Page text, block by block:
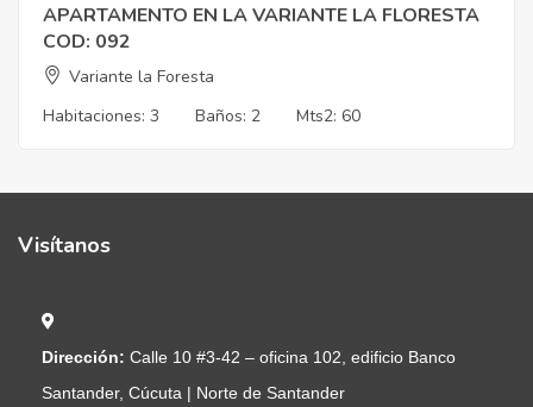
APARTAMENTO EN LA VARIANTE LA FLORESTA
COD: 092
Variante la Foresta
Habitaciones: 3 Baños: 2 Mts2: 60
Visítanos
Dirección: Calle 10 #3-42 – oficina 102, edificio Banco
Santander, Cúcuta | Norte de Santander